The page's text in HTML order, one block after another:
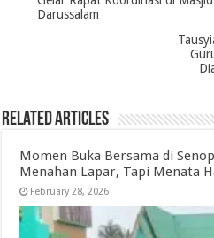
Darussalam
Related Articles
Momen Buka Bersama di
Menahan Lapar, Tapi Menata
February 28, 2026